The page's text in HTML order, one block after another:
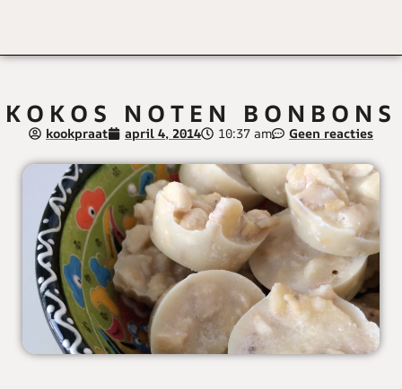
KOKOS NOTEN BONBONS
kookpraat april 4, 2014 10:37 am Geen reacties